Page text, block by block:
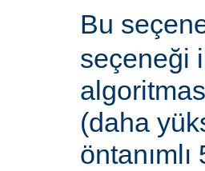
Bu
seçeneği
(daha